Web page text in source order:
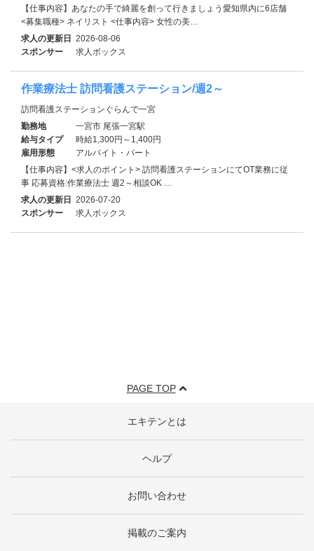
【仕事内容】あなたの手で綺麗を創って行きましょう愛知県内に6店舗
<募集職種> ネイリスト <仕事内容> 女性の美…
求人の更新日 2026-08-06
スポンサー
求人ボックス
作業療法士 訪問看護ステーション/週2～
訪問看護ステーションぐらんで一宮
勤務地
一宮市 尾張一宮駅
給与タイプ
時給1,300円～1,400円
雇用形態
アルバイト・パート
【仕事内容】<求人のポイント> 訪問看護ステーションにてOT業務に従
事 応募資格:作業療法士 週2～相談OK …
求人の更新日 2026-07-20
スポンサー
求人ボックス
PAGE TOP
エキテンとは
ヘルプ
お問い合わせ
掲載のご案内